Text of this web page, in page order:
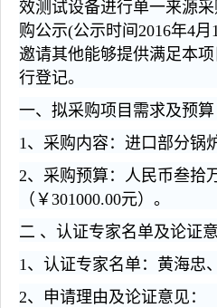
效测试设备进行单一来源
购公示(公示时间2016年4月
邀请其他能够提供满足本
行登记。
一、拟采购项目需求及预算
1、采购内容：进口部分锅
2、采购预算：人民币叁拾
（￥301000.00元）。
二 、认证专家名单及论证
1、认证专家名单： 黄海忠、
2、申请理由及论证意见：